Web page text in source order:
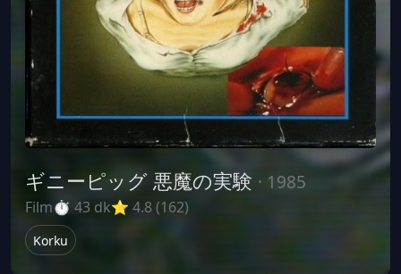
ギニーピッグ 悪魔の実験 · 1985
Film⏱ 43 dk⭐ 4.8 (162)
Korku